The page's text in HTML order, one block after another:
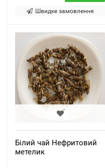
Швидке замовлення
Білий чай Нефритовий
метелик